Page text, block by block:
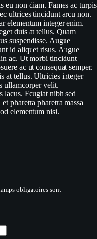
eu non diam. Fames ac turpis
ultrices tincidunt arcu non.
elementum integer enim.
duis at tellus. Quam
suspendisse. Augue
id aliquet risus. Augue
ac. Ut morbi tincidunt
ac ut consequat semper.
at tellus. Ultricies integer
ullamcorper velit.
lacus. Feugiat nibh sed
pharetra pharetra massa
elementum nisi.
obligatoires sont